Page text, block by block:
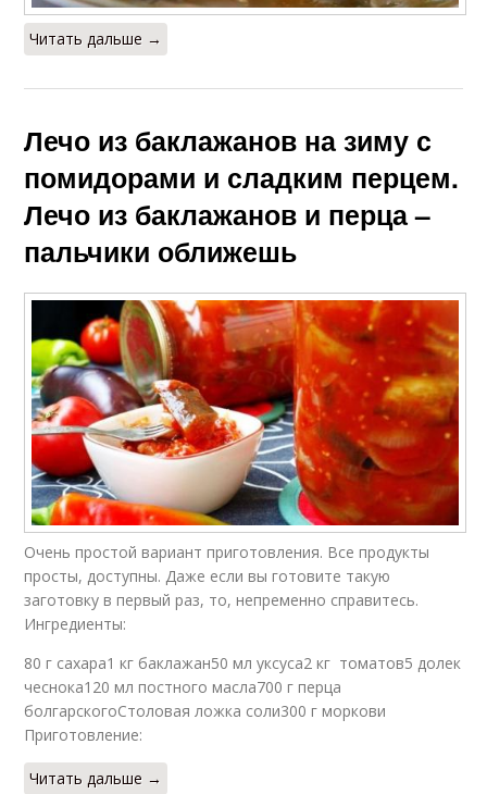
Читать дальше →
Лечо из баклажанов на зиму с
помидорами и сладким перцем.
Лечо из баклажанов и перца –
пальчики оближешь
Очень простой вариант приготовления. Все продукты
просты, доступны. Даже если вы готовите такую
заготовку в первый раз, то, непременно справитесь.
Ингредиенты:
80 г сахара1 кг баклажан50 мл уксуса2 кг томатов5 долек
чеснока120 мл постного масла700 г перца
болгарскогоСтоловая ложка соли300 г моркови
Приготовление:
Читать дальше →